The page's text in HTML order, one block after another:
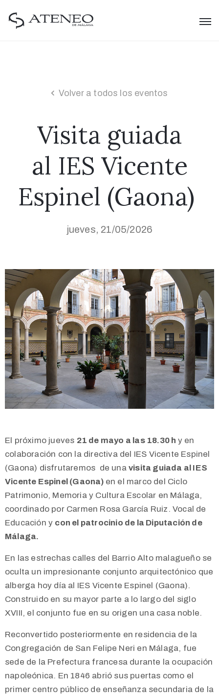
Volver a todos los eventos
Visita guiada
al IES Vicente
Espinel (Gaona)
jueves, 21/05/2026
El próximo jueves 21 de mayo a las 18.30 h y en
colaboración con la directiva del IES Vicente Espinel
(Gaona) disfrutaremos de una visita guiada al IES
Vicente Espinel (Gaona) en el marco del Ciclo
Patrimonio, Memoria y Cultura Escolar en Málaga,
coordinado por Carmen Rosa García Ruiz. Vocal de
Educación y con el patrocinio de la Diputación de
Málaga.
En las estrechas calles del Barrio Alto malagueño se
oculta un impresionante conjunto arquitectónico que
alberga hoy día al IES Vicente Espinel (Gaona).
Construido en su mayor parte a lo largo del siglo
XVIII, el conjunto fue en su origen una casa noble.
Reconvertido posteriormente en residencia de la
Congregación de San Felipe Neri en Málaga, fue
sede de la Prefectura francesa durante la ocupación
napoleónica. En 1846 abrió sus puertas como el
primer centro público de enseñanza secundaria de la